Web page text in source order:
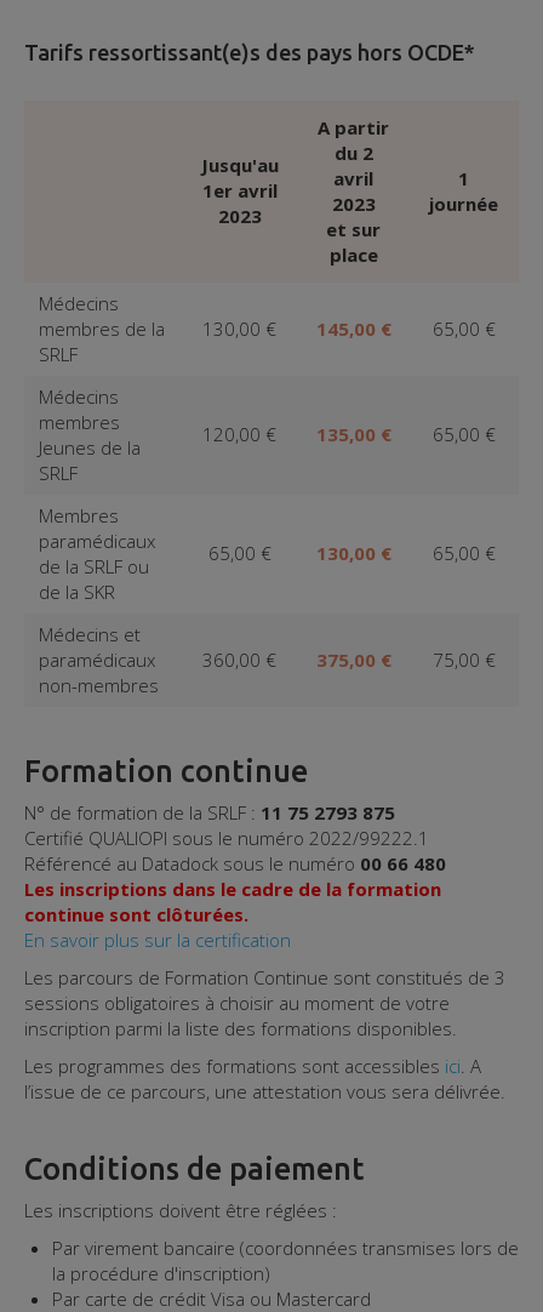
Tarifs ressortissant(e)s des pays hors OCDE*
Jusqu'au
1er avril
2023
A partir
du 2
avril
2023
et sur
place
1
journée
Médecins
membres de la
SRLF
130,00 € 145,00 € 65,00 €
Médecins
membres
Jeunes de la
SRLF
120,00 € 135,00 € 65,00 €
Membres
paramédicaux
de la SRLF ou
de la SKR
65,00 € 130,00 € 65,00 €
Médecins et
paramédicaux
non-membres
360,00 € 375,00 € 75,00 €
Formation continue
N° de formation de la SRLF : 11 75 2793 875
Certifié QUALIOPI sous le numéro 2022/99222.1
Référencé au Datadock sous le numéro 00 66 480
Les inscriptions dans le cadre de la formation
continue sont clôturées.
En savoir plus sur la certification
Les parcours de Formation Continue sont constitués de 3
sessions obligatoires à choisir au moment de votre
inscription parmi la liste des formations disponibles.
Les programmes des formations sont accessibles ici. A
l’issue de ce parcours, une attestation vous sera délivrée.
Conditions de paiement
Les inscriptions doivent être réglées :
Par virement bancaire (coordonnées transmises lors de
la procédure d'inscription)
Par carte de crédit Visa ou Mastercard